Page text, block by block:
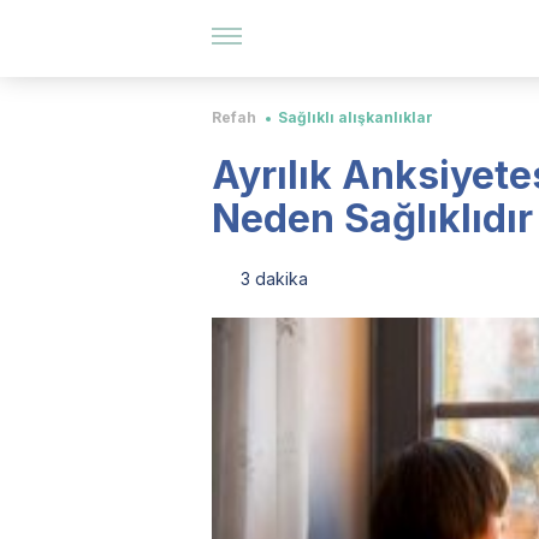
Refah Sağlıklı alışkanlıklar
Ayrılık
Neden Sağlıklıdır
3 dakika